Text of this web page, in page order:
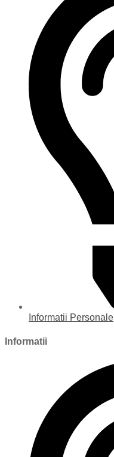
Informatii Personale
Informatii